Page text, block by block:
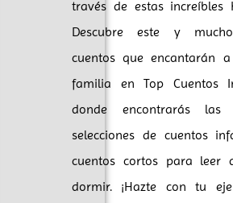
través de estas increíbles
Descubre este y
cuentos que encantarán
familia en Top Cuentos
donde encontrarás las
selecciones de cuentos
cuentos cortos para leer
dormir. ¡Hazte con tu